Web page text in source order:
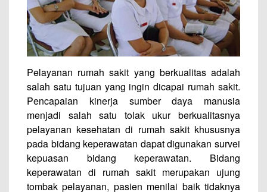
Pelayanan rumah sakit yang berkualitas adalah
salah satu tujuan yang ingin dicapai rumah sakit.
Pencapaian kinerja sumber daya manusia
menjadi salah satu tolak ukur berkualitasnya
pelayanan kesehatan di rumah sakit khususnya
pada bidang keperawatan dapat digunakan survei
kepuasan bidang keperawatan. Bidang
keperawatan di rumah sakit merupakan ujung
tombak pelayanan, pasien menilai baik tidaknya